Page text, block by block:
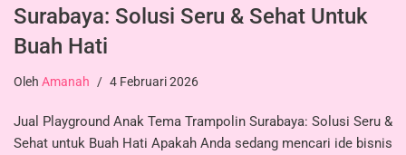
Surabaya: Solusi Seru & Sehat Untuk
Buah Hati
Oleh Amanah 4 Februari 2026
Jual Playground Anak Tema Trampolin Surabaya: Solusi Seru &
Sehat untuk Buah Hati Apakah Anda sedang mencari ide bisnis